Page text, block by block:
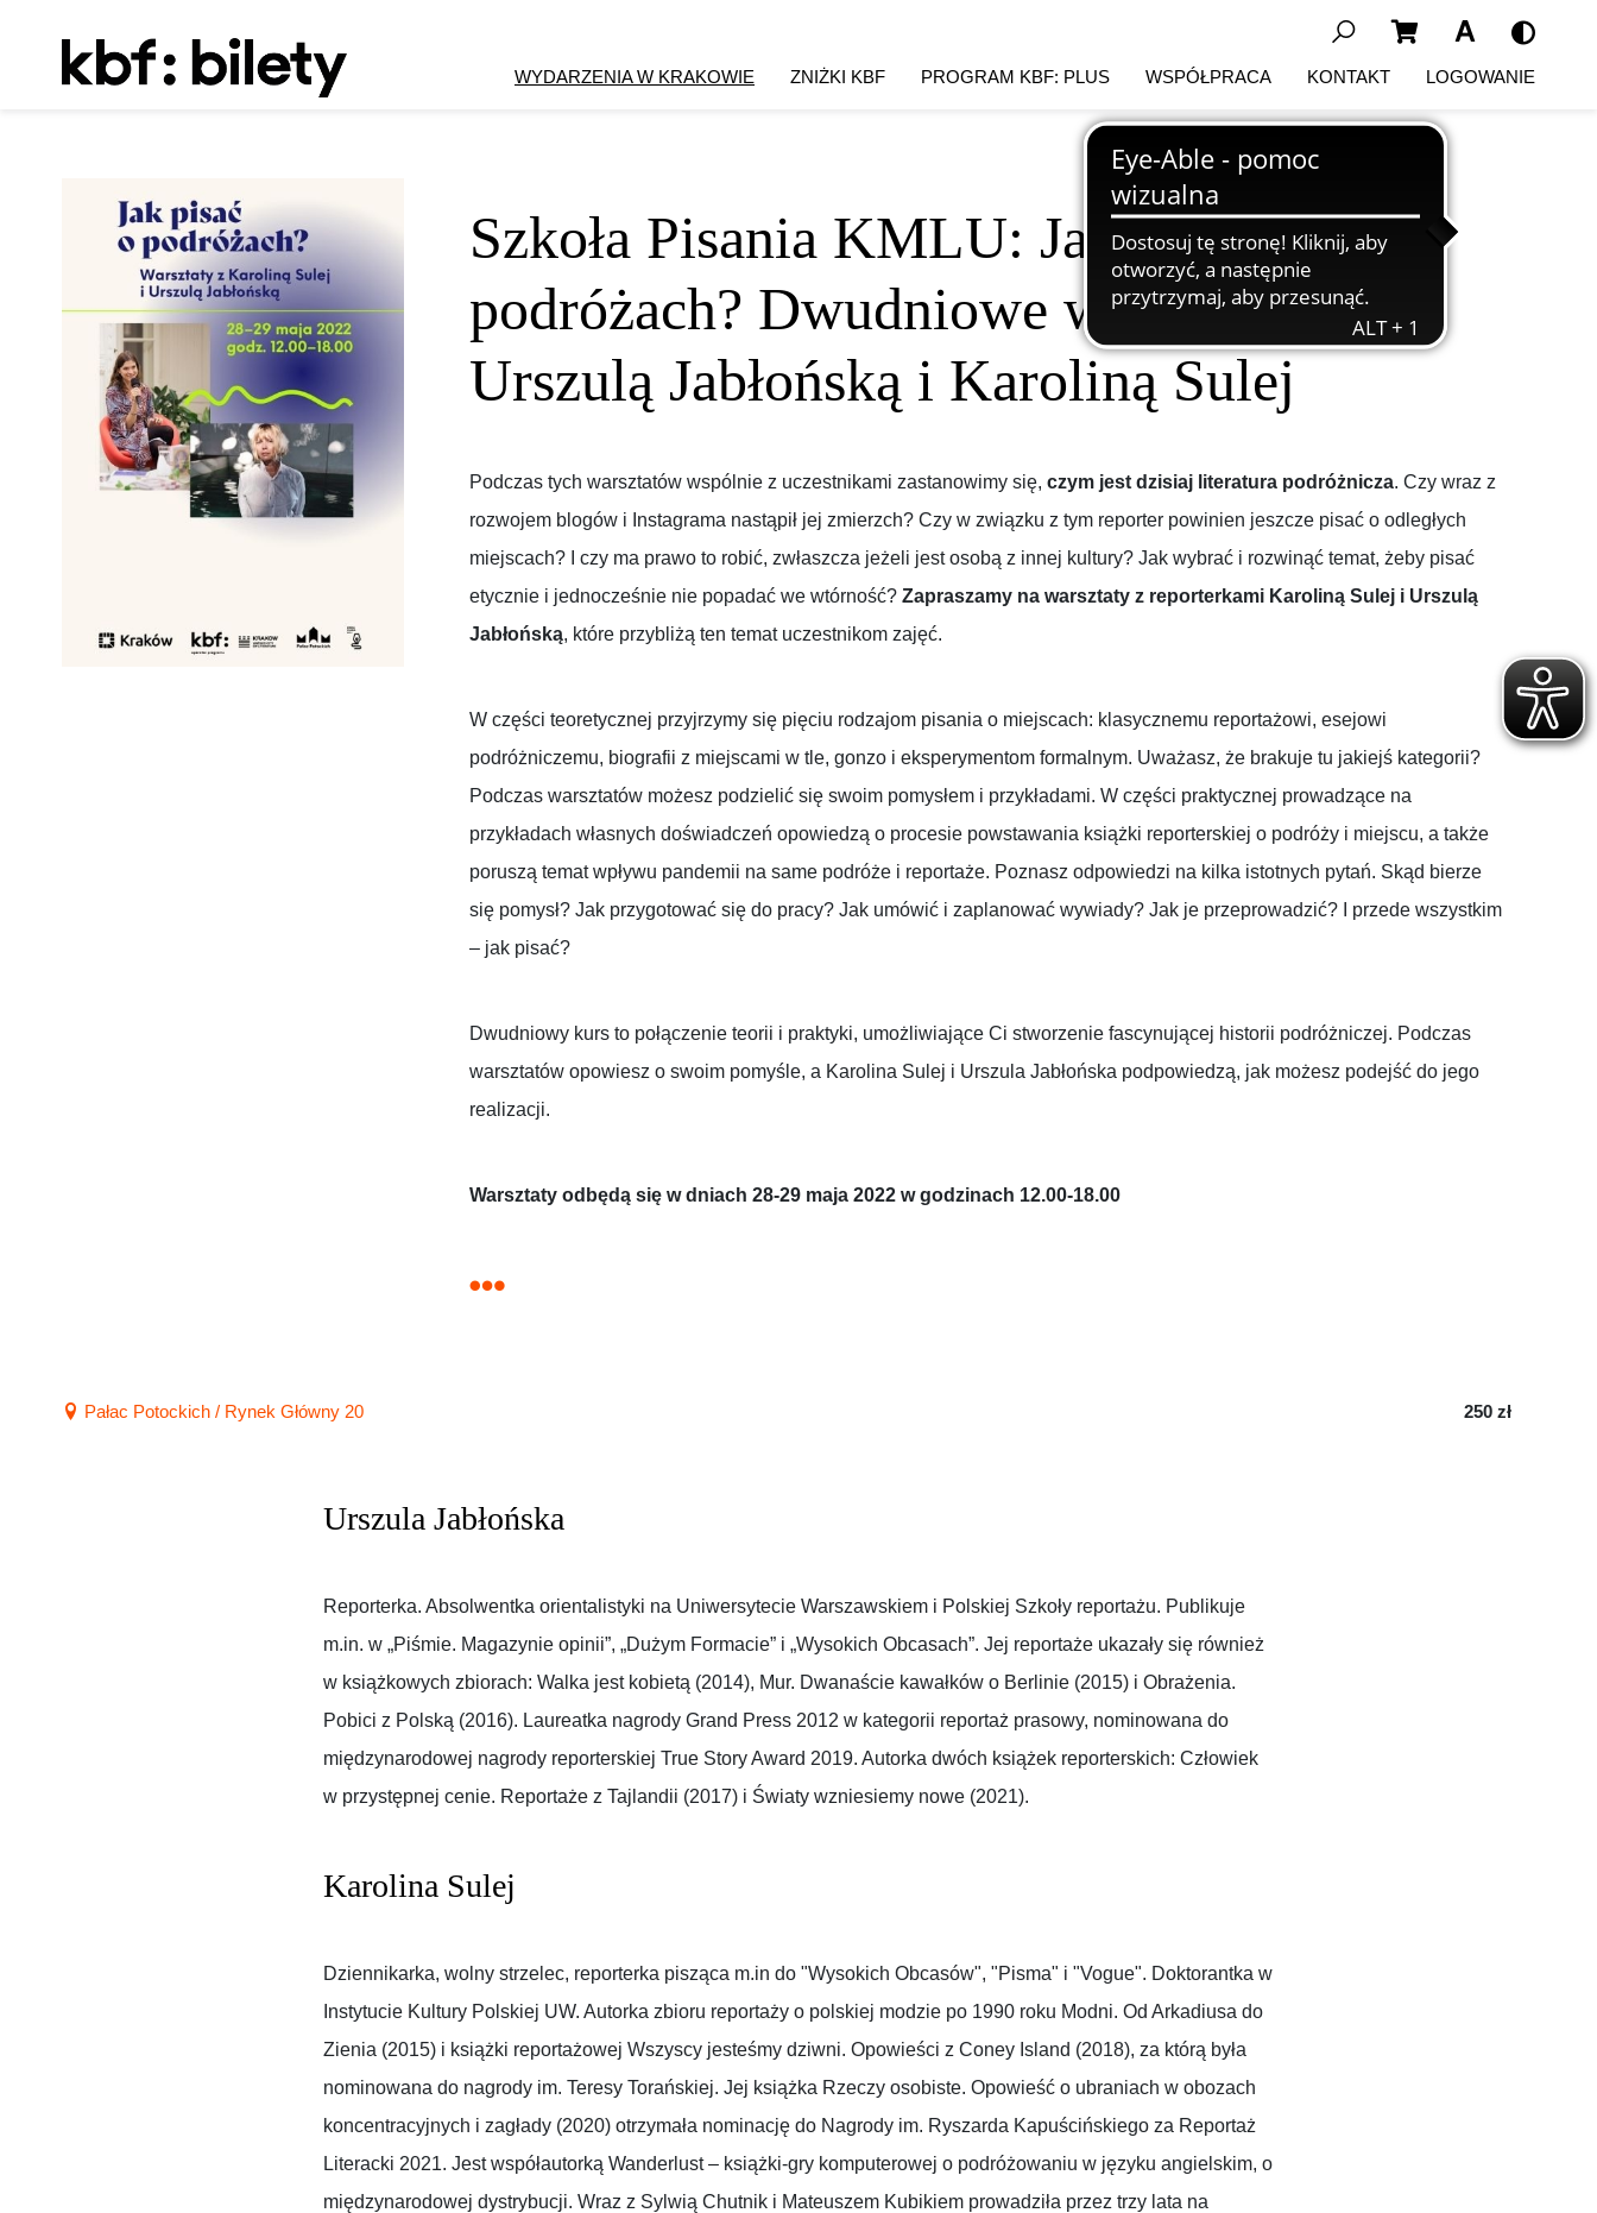
Przejdź do treści
Wyszukaj...
WYDARZENIA W KRAKOWIE ZNIŻKI KBF PROGRAM KBF: PLUS WSPÓŁPRACA KONTAKT LOGOWANIE
Szkoła Pisania KMLU: Jak pisać o
podróżach? Dwudniowe warsztaty z
Urszulą Jabłońską i Karoliną Sulej
Podczas tych warsztatów wspólnie z uczestnikami zastanowimy się, czym jest dzisiaj literatura podróżnicza. Czy wraz z
rozwojem blogów i Instagrama nastąpił jej zmierzch? Czy w związku z tym reporter powinien jeszcze pisać o odległych
miejscach? I czy ma prawo to robić, zwłaszcza jeżeli jest osobą z innej kultury? Jak wybrać i rozwinąć temat, żeby pisać
etycznie i jednocześnie nie popadać we wtórność? Zapraszamy na warsztaty z reporterkami Karoliną Sulej i Urszulą
Jabłońską, które przybliżą ten temat uczestnikom zajęć.
W części teoretycznej przyjrzymy się pięciu rodzajom pisania o miejscach: klasycznemu reportażowi, esejowi
podróżniczemu, biografii z miejscami w tle, gonzo i eksperymentom formalnym. Uważasz, że brakuje tu jakiejś kategorii?
Podczas warsztatów możesz podzielić się swoim pomysłem i przykładami. W części praktycznej prowadzące na
przykładach własnych doświadczeń opowiedzą o procesie powstawania książki reporterskiej o podróży i miejscu, a także
poruszą temat wpływu pandemii na same podróże i reportaże. Poznasz odpowiedzi na kilka istotnych pytań. Skąd bierze
się pomysł? Jak przygotować się do pracy? Jak umówić i zaplanować wywiady? Jak je przeprowadzić? I przede wszystkim
– jak pisać?
Dwudniowy kurs to połączenie teorii i praktyki, umożliwiające Ci stworzenie fascynującej historii podróżniczej. Podczas
warsztatów opowiesz o swoim pomyśle, a Karolina Sulej i Urszula Jabłońska podpowiedzą, jak możesz podejść do jego
realizacji.
Warsztaty odbędą się w dniach 28-29 maja 2022 w godzinach 12.00-18.00
Pałac Potockich / Rynek Główny 20 250 zł
Urszula Jabłońska
Reporterka. Absolwentka orientalistyki na Uniwersytecie Warszawskiem i Polskiej Szkoły reportażu. Publikuje
m.in. w „Piśmie. Magazynie opinii”, „Dużym Formacie” i „Wysokich Obcasach”. Jej reportaże ukazały się również
w książkowych zbiorach: Walka jest kobietą (2014), Mur. Dwanaście kawałków o Berlinie (2015) i Obrażenia.
Pobici z Polską (2016). Laureatka nagrody Grand Press 2012 w kategorii reportaż prasowy, nominowana do
międzynarodowej nagrody reporterskiej True Story Award 2019. Autorka dwóch książek reporterskich: Człowiek
w przystępnej cenie. Reportaże z Tajlandii (2017) i Światy wzniesiemy nowe (2021).
Karolina Sulej
Dziennikarka, wolny strzelec, reporterka pisząca m.in do "Wysokich Obcasów", "Pisma" i "Vogue". Doktorantka w
Instytucie Kultury Polskiej UW. Autorka zbioru reportaży o polskiej modzie po 1990 roku Modni. Od Arkadiusa do
Zienia (2015) i książki reportażowej Wszyscy jesteśmy dziwni. Opowieści z Coney Island (2018), za którą była
nominowana do nagrody im. Teresy Torańskiej. Jej książka Rzeczy osobiste. Opowieść o ubraniach w obozach
koncentracyjnych i zagłady (2020) otrzymała nominację do Nagrody im. Ryszarda Kapuścińskiego za Reportaż
Literacki 2021. Jest współautorką Wanderlust – książki-gry komputerowej o podróżowaniu w języku angielskim, o
międzynarodowej dystrybucji. Wraz z Sylwią Chutnik i Mateuszem Kubikiem prowadziła przez trzy lata na